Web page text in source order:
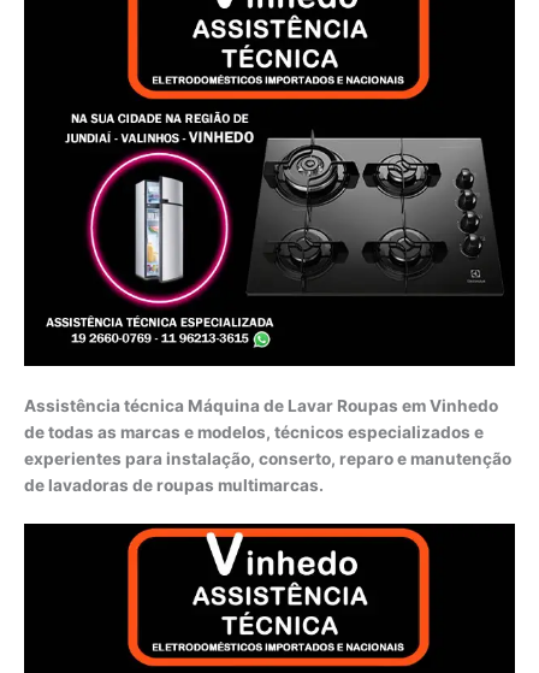
Assistência técnica Máquina de Lavar Roupas em Vinhedo
de todas as marcas e modelos, técnicos especializados e
experientes para instalação, conserto, reparo e manutenção
de lavadoras de roupas multimarcas.